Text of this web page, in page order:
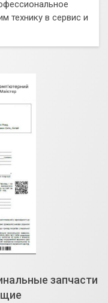
технику в сервис и
запчасти